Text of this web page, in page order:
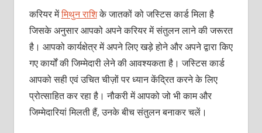
करियर मेंमिथुन राशिके जातकों को जस्टिस कार्ड मिला है
जिसके अनुसार आपको अपने करियर में संतुलन लाने की जरूरत
है। आपको कार्यक्षेत्र में अपने लिए खड़े होने और अपने द्वारा किए
गए कार्यों की जिम्‍मेदारी लेने की आवश्‍यकता है। जस्टिस कार्ड
आपको सही एवं उचित चीज़ों पर ध्‍यान केंद्रित करने के लिए
प्रोत्‍साहित कर रहा है। नौकरी में आपको जो भी काम और
जिम्‍मेदारियां मिलती हैं, उनके बीच संतुलन बनाकर चलें।